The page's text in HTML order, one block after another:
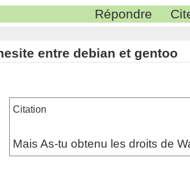
Répondre
entre debian et gentoo
Citation
Mais As-tu obtenu les droits de